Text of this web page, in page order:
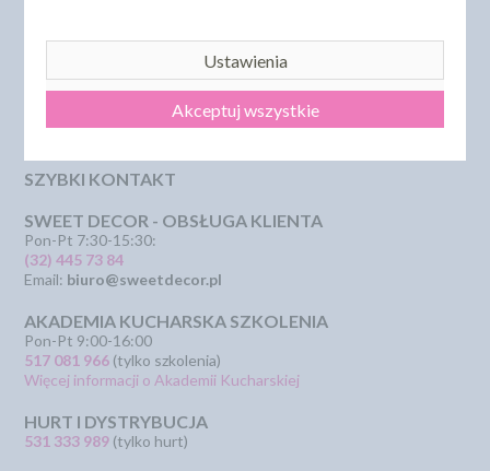
Zwroty i reklamacje
Certyfikaty i Dokumentacje
SZYBKI KONTAKT
SWEET DECOR - OBSŁUGA KLIENTA
Pon-Pt 7:30-15:30:
(32) 445 73 84
Email: biuro@sweetdecor.pl
AKADEMIA KUCHARSKA SZKOLENIA
Pon-Pt 9:00-16:00
517 081 966 (tylko szkolenia)
Więcej informacji o Akademii Kucharskiej
HURT I DYSTRYBUCJA
531 333 989 (tylko hurt)
Ustawienia
Akceptuj wszystkie